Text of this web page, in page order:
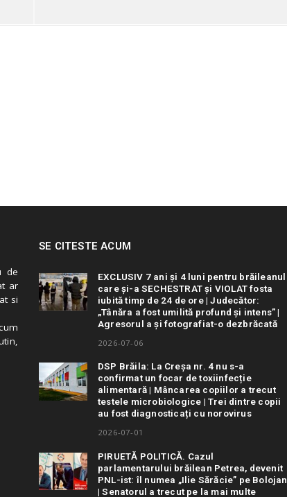
de
ar
si
SE CITESTE ACUM
EXCLUSIV 7 ani și 4 luni pentru brăileanul
care și-a SECHESTRAT și VIOLAT fosta
iubită timp de 24 de ore | Judecător:
„Tânăra a fost umilită profund și intens” |
Agresorul a și fotografiat-o dezbrăcată
2026-07-06
DSP Brăila: La Creșa nr. 4 nu s-a
confirmat un focar de toxiinfecție
alimentară | Mâncarea copiilor a trecut
testele microbiologice | Trei dintre copii
au fost diagnosticați cu norovirus
2026-07-01
PIRUETĂ POLITICĂ. Cazul
parlamentarului brăilean Petrea, devenit
PNL-ist: îl numea „Ilie Sărăcie” pe Bolojan
| Senatorul a trecut pe la mai multe